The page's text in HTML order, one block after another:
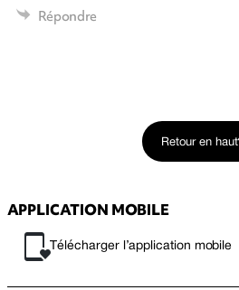
Répondre
Retour en haut
APPLICATION MOBILE
Télécharger l’application mobile